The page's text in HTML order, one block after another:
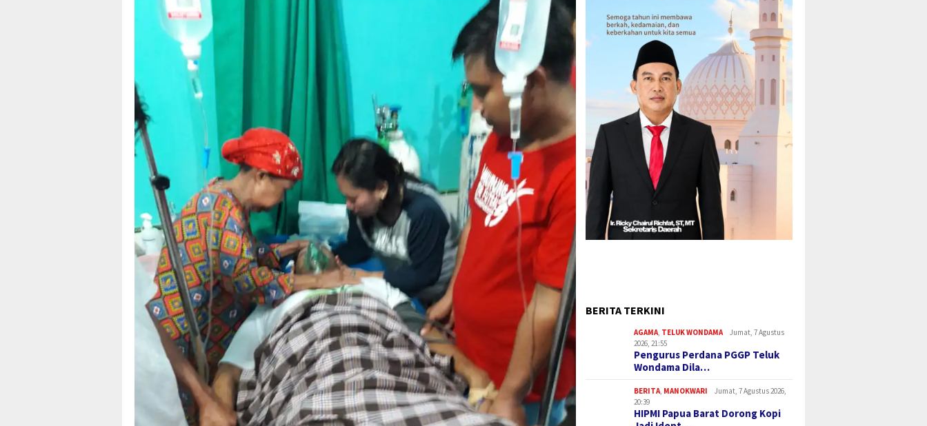
BERITA TERKINI
AGAMA TELUK WONDAMA
Jumat, 7 Agustus
2026, 21:55
Pengurus Perdana PGGP Teluk
Wondama Dila…
BERITA MANOKWARI
Jumat, 7 Agustus 2026,
20:39
HIPMI Papua Barat Dorong Kopi